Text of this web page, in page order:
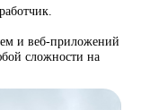
и веб-приложений
сложности на